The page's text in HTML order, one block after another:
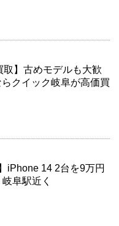
取】古めモデルも大歓
クイック岐阜が高価買
iPhone 14 2台を9万円
阜駅近く